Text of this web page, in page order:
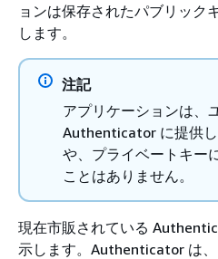
ョンは保存されたパブリック
します。
注記
アプリケーションは、
Authenticator に提供
や、プライベートキー
ことはありません。
現在市販されている
示します。Authenticator は